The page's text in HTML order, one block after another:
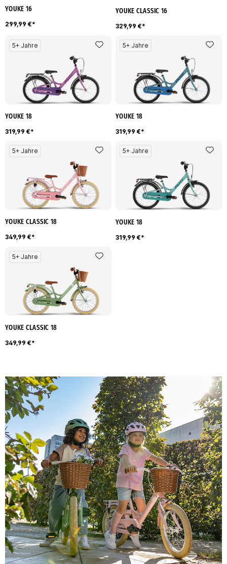
YOUKE 16
299,99 €*
YOUKE CLASSIC 16
329,99 €*
YOUKE 18
319,99 €*
5+ Jahre
YOUKE 18
319,99 €*
5+ Jahre
YOUKE CLASSIC 18
349,99 €*
5+ Jahre
YOUKE 18
319,99 €*
5+ Jahre
YOUKE CLASSIC 18
349,99 €*
5+ Jahre